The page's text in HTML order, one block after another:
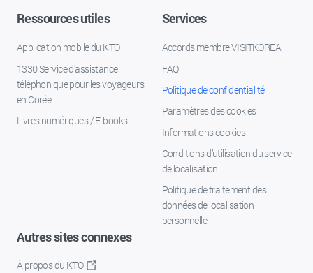
Ressources utiles
Application mobile du KTO
1330 Service d'assistance
téléphonique pour les voyageurs
en Corée
Livres numériques / E-books
Services
Accords membre VISITKOREA
FAQ
Politique de confidentialité
Paramètres des cookies
Informations cookies
Conditions d’utilisation du service
de localisation
Politique de traitement des
données de localisation
personnelle
Autres sites connexes
À propos du KTO